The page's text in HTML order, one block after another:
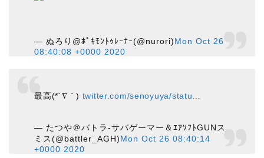
— ぬろり@ﾎﾟｷﾓﾝﾄｩﾚｰﾅｰ(@nurori)Mon Oct 26
08:40:08 +0000 2020
最高(*´∇｀) twitter.com/senoyuya/statu…
— たつや＠バトラ-サバゲーマー＆ｴｱｿﾌﾄGUNス
ミス(@battler_AGH)Mon Oct 26 08:40:14
+0000 2020